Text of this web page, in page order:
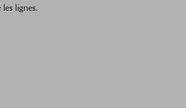
lignes.